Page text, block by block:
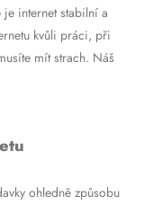
internet stabilní a
kvůli práci, při
mít strach. Náš
ohledně způsobu